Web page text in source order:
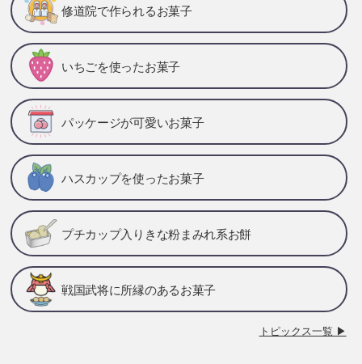
修道院で作られるお菓子
いちごを使ったお菓子
パッケージが可愛いお菓子
ハスカップを使ったお菓子
プチカップ入りきな粉まみれ系お餅
戦国武将に所縁のあるお菓子
トピックス一覧 ▶